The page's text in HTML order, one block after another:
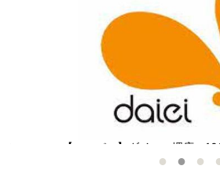
【スーパー】ダイエー堺店：